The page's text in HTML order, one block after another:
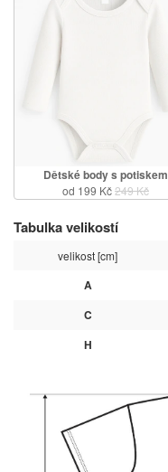
Dětské body s potiskem
od 199 Kč249 Kč
Tabulka velikostí
velikost [cm]
A
C
H